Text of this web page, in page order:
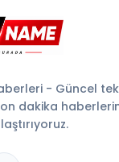
- Güncel
dakika